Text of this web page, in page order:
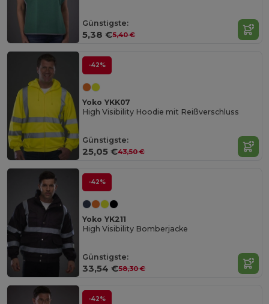
Günstigste:
5,38 €5,40 €
-42%
Yoko YKK07
High Visibility Hoodie mit Reißverschluss
Günstigste:
25,05 €43,50 €
-42%
Yoko YK211
High Visibility Bomberjacke
Günstigste:
33,54 €58,30 €
-42%